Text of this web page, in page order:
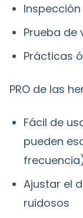
Prueba de
Prácticas
PRO de las
Fácil de
pueden
Ajustar el
ruidosos